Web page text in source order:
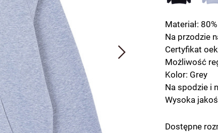
Materiał:
Na przodzie
Certyfikat
Możliwość
Kolor: Grey
Na spodzie i
Wysoka
Dostępne